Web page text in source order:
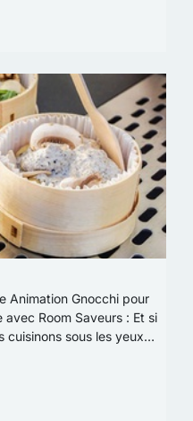
Animation Gnocchi pour
Room Saveurs : Et si
cuisinons sous les yeux